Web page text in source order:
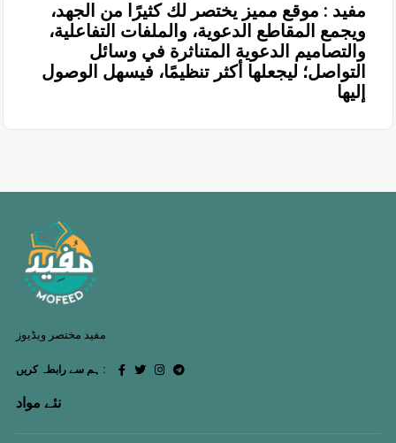
مفيد : موقع مميز يختصر لك كثيرًا من الجهد،
ويجمع المقاطع الدعوية، والملفات التفاعلية،
والتصاميم الدعوية المتناثرة في وسائل
التواصل؛ ليجعلها أكثر تنظيمًا، فيسهل الوصول
إليها
مفید مختصر ویڈیوز
ہم سے رابطہ کریں :
نئے مواد